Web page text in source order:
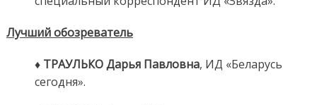
Лучший обозреватель
♦ ТРАУЛЬКО Дарья Павловна, ИД «Беларусь
сегодня».